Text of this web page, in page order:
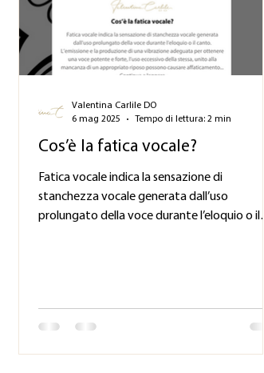
Cos’è la fatica vocale?
Fatica vocale indica la sensazione di
stanchezza vocale generata dall’uso
prolungato della voce durante l’eloquio o il
Valentina Carlile DO
6 mag 2025
Tempo di lettura: 2 min